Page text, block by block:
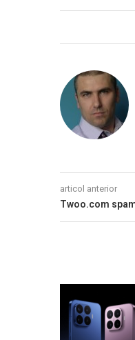
articol anterior
Twoo.com